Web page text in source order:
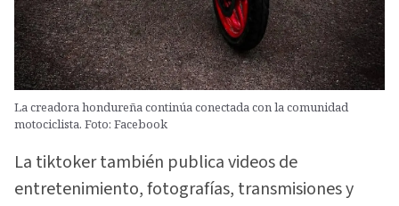
La creadora hondureña continúa conectada con la comunidad
motociclista. Foto: Facebook
La tiktoker también publica videos de
entretenimiento, fotografías, transmisiones y